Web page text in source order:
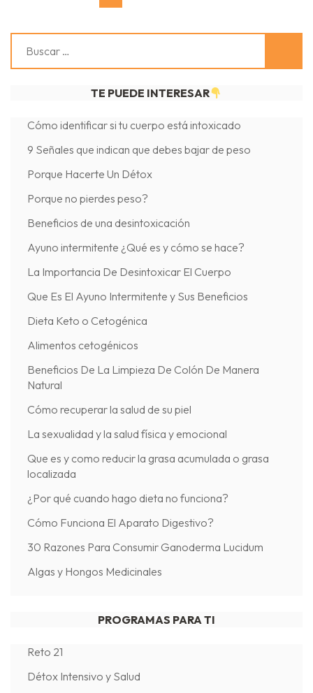
TE PUEDE INTERESAR
Cómo identificar si tu cuerpo está intoxicado
9 Señales que indican que debes bajar de peso
Porque Hacerte Un Détox
Porque no pierdes peso?
Beneficios de una desintoxicación
Ayuno intermitente ¿Qué es y cómo se hace?
La Importancia De Desintoxicar El Cuerpo
Que Es El Ayuno Intermitente y Sus Beneficios
Dieta Keto o Cetogénica
Alimentos cetogénicos
Beneficios De La Limpieza De Colón De Manera
Natural
Cómo recuperar la salud de su piel
La sexualidad y la salud física y emocional
Que es y como reducir la grasa acumulada o grasa
localizada
¿Por qué cuando hago dieta no funciona?
Cómo Funciona El Aparato Digestivo?
30 Razones Para Consumir Ganoderma Lucidum
Algas y Hongos Medicinales
PROGRAMAS PARA TI
Reto 21
Détox Intensivo y Salud